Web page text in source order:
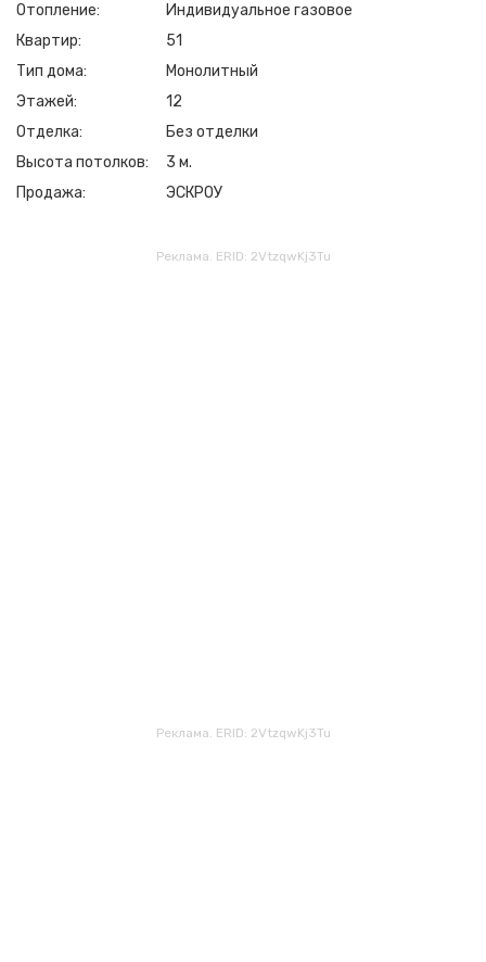
Отопление
Индивидуальное газовое
Квартир
51
Тип дома
Монолитный
Этажей
12
Отделка
Без отделки
Высота потолков
3 м.
Продажа
ЭСКРОУ
Реклама. ERID: 2VtzqwKj3Tu
Реклама. ERID: 2VtzqwKj3Tu